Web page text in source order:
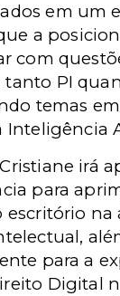
em um
a
com
PI
temas
Inteligência
irá
para
na
para a
Digital